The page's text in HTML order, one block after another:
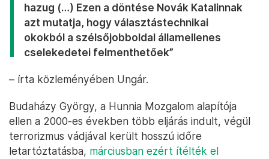
hazug (…) Ezen a döntése Novák Katalinnak
azt mutatja, hogy választástechnikai
okokból a szélsőjobboldal államellenes
cselekedetei felmenthetőek”
– írta közleményében Ungár.
Budaházy György, a Hunnia Mozgalom alapítója
ellen a 2000-es években több eljárás indult, végül
terrorizmus vádjával került hosszú időre
letartóztatásba, márciusban ezért ítélték el